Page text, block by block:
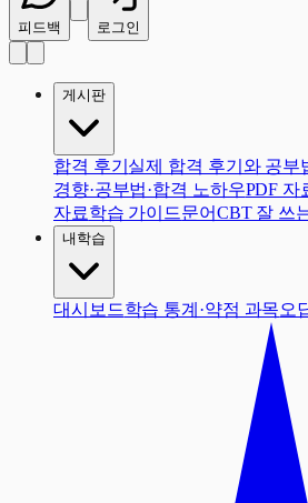
피드백 로그인
게시판
합격 후기 실제 합격 후기와 공부
경향·공부법·합격 노하우PDF 자
자료학습 가이드문어CBT 잘 쓰
내학습
대시보드학습 통계·약점 과목오